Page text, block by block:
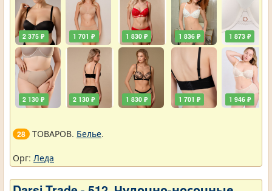
2 375 ₽
2 130 ₽
1 701 ₽
2 130 ₽
1 830 ₽
1 830 ₽
1 836 ₽
1 701 ₽
1 873 ₽
1 946 ₽
28 ТОВАРОВ. Белье.
Орг: Леда